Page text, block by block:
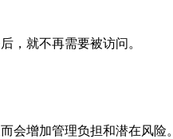
，就不再需要被访问。
会增加管理负担和潜在风险。